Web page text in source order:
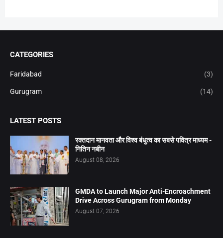
CATEGORIES
Faridabad (3)
Gurugram (14)
LATEST POSTS
रक्तदान मानवता और विश्व बंधुत्व का सबसे पवित्र माध्यम -
नितिन नबीन
August 08, 2026
GMDA to Launch Major Anti-Encroachment
Drive Across Gurugram from Monday
August 07, 2026